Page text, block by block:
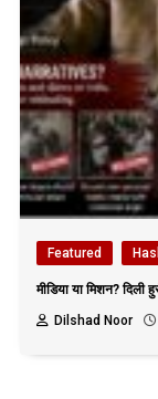
Featured
मीडिया या मिशन?
Dilshad Noor